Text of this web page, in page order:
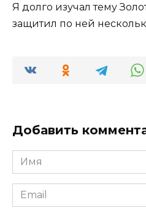
Я долго изучал тему
защитил по ней
Добавить
Имя
*
Email
*